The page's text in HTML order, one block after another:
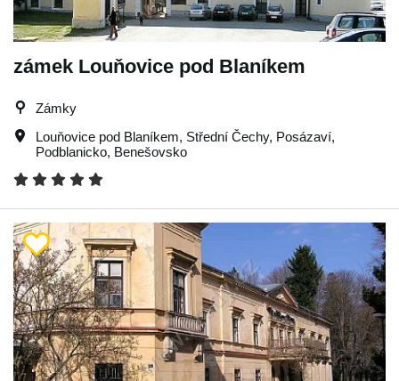
zámek Louňovice pod Blaníkem
Zámky
Louňovice pod Blaníkem, Střední Čechy, Posázaví,
Podblanicko, Benešovsko